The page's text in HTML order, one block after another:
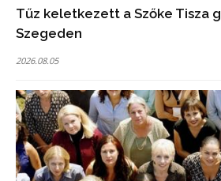
Tűz keletkezett a Szőke Tisza
Szegeden
2026.08.05